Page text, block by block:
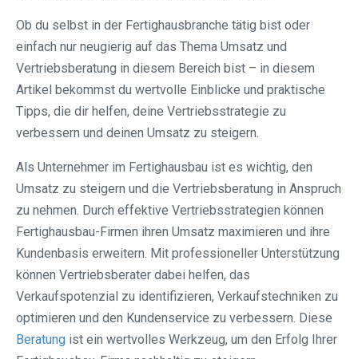
Ob du selbst in der Fertighausbranche tätig bist oder
einfach nur neugierig auf das Thema Umsatz und
Vertriebsberatung in diesem Bereich bist – in diesem
Artikel bekommst du wertvolle Einblicke und praktische
Tipps, die dir helfen, deine Vertriebsstrategie zu
verbessern und deinen Umsatz zu steigern.
Als Unternehmer im Fertighausbau ist es wichtig, den
Umsatz zu steigern und die Vertriebsberatung in Anspruch
zu nehmen. Durch effektive Vertriebsstrategien können
Fertighausbau-Firmen ihren Umsatz maximieren und ihre
Kundenbasis erweitern. Mit professioneller Unterstützung
können Vertriebsberater dabei helfen, das
Verkaufspotenzial zu identifizieren, Verkaufstechniken zu
optimieren und den Kundenservice zu verbessern. Diese
Beratung ist ein wertvolles Werkzeug, um den Erfolg Ihrer